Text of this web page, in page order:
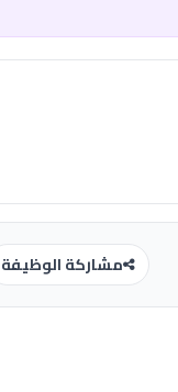
مشاركة الوظيفة